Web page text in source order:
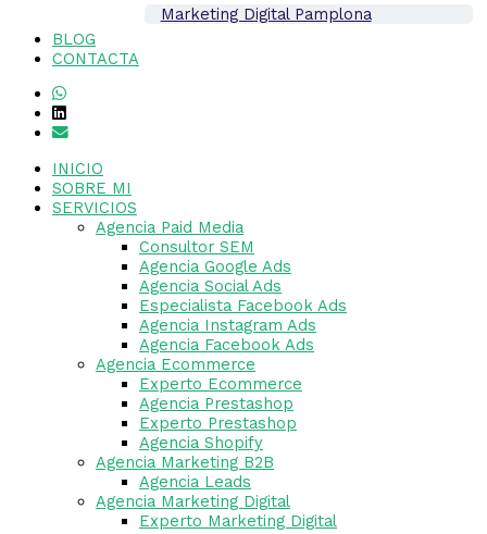
Marketing Digital Pamplona
BLOG
CONTACTA
INICIO
SOBRE MI
SERVICIOS
Agencia Paid Media
Consultor SEM
Agencia Google Ads
Agencia Social Ads
Especialista Facebook Ads
Agencia Instagram Ads
Agencia Facebook Ads
Agencia Ecommerce
Experto Ecommerce
Agencia Prestashop
Experto Prestashop
Agencia Shopify
Agencia Marketing B2B
Agencia Leads
Agencia Marketing Digital
Experto Marketing Digital